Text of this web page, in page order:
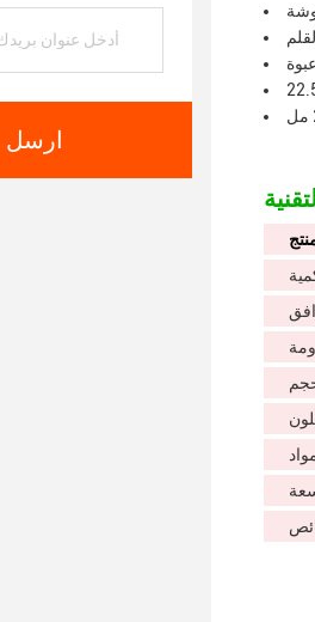
ارسل